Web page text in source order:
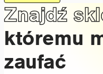
Znajdź
któremu
zaufać